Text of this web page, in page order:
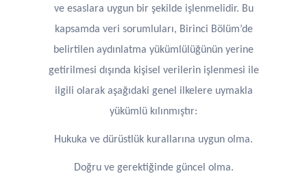
ve esaslara uygun bir şekilde işlenmelidir. Bu
kapsamda veri sorumluları, Birinci Bölüm’de
belirtilen aydınlatma yükümlülüğünün yerine
getirilmesi dışında kişisel verilerin işlenmesi ile
ilgili olarak aşağıdaki genel ilkelere uymakla
yükümlü kılınmıştır:
Hukuka ve dürüstlük kurallarına uygun olma.
Doğru ve gerektiğinde güncel olma.